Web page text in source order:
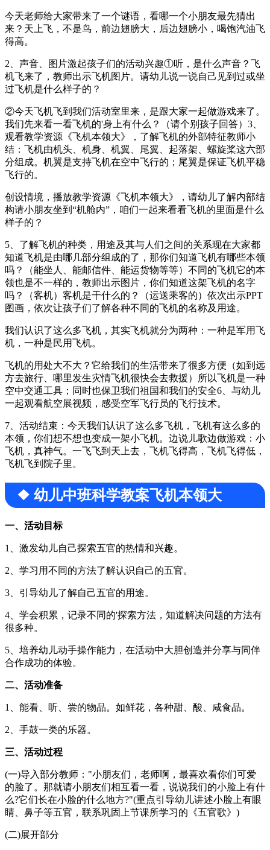
今天老师给大家带来了一个谜语，看哪一个小朋友最先猜出
来？天上飞，不是鸟，前边翅膀大，后边翅膀小，喝饱汽油飞
得高。
2、声音、图片激起孩子们的活动兴趣①听，是什么声音？飞
机飞来了，教师出示飞机图片。请幼儿说一说自己见到过或坐
过飞机是什么样子的？
②今天飞机飞到我们活动室里来，是跟大家一起做游戏来了。
我们先来看一看飞机的'身上有什么？（请个别孩子回答）3、
观看教学资源《飞机本领大》，了解飞机的外部特征教师小
结：飞机由机头、机身、机翼、尾翼、起落架、螺旋桨这六部
分组成。机翼是支持飞机在空中飞行的；尾翼是保证飞机平稳
飞行的。
创设情境，播放教学资源《飞机本领大》，请幼儿了解内部结
构请小朋友坐到“机舱内”，咱们一起来看看飞机的里面是什么
样子的？
5、了解飞机的种类，用途及其与人们之间的关系现在大家都
知道飞机是由哪几部分组成的了，那你们知道飞机有哪些本领
吗？（能坐人、能邮信件、能运货物等等）不同的飞机它的本
领也是不一样的，教师出示图片，你们知道这架飞机的名字
吗？（客机）客机是干什么的？（运送乘客的）依次出示PPT
图画，依次让孩子们了解各种不同的飞机的名称及用途。
我们认识了这么多飞机，其实飞机就分为两种：一种是军用飞
机，一种是民用飞机。
飞机的用处大不大？它给我们的生活带来了很多方便（如到远
方去旅行、哪里发生灾情飞机很快会去救援）所以飞机是一种
空中交通工具；同时也保卫我们祖国和我们的安全6、与幼儿
一起观看航空展视频，感受空军飞行员的飞行技术。
7、活动结束：今天我们认识了这么多飞机，飞机有这么多的
本领，你们想不想也变成一架小飞机。边说儿歌边做游戏：小
飞机，真神气。一飞飞到天上去，飞机飞得高，飞机飞得低，
飞机飞到院子里。
❖ 幼儿中班科学教案飞机本领大
一、活动目标
1、激发幼儿自己探索五官的热情和兴趣。
2、学习用不同的方法了解认识自己的五官。
3、引导幼儿了解自己五官的用途。
4、学会积累，记录不同的'探索方法，知道解决问题的方法有
很多种。
5、培养幼儿动手操作能力，在活动中大胆创造并分享与同伴
合作成功的体验。
二、活动准备
1、能看、听、尝的物品。如鲜花，各种甜、酸、咸食品。
2、手鼓一类的乐器。
三、活动过程
(一)导入部分教师："小朋友们，老师啊，最喜欢看你们可爱
的脸了。那就请小朋友们相互看一看，说说我们的小脸上有什
么?它们长在小脸的什么地方?"(重点引导幼儿讲述小脸上有眼
睛、鼻子等五官，联系巩固上节课所学习的《五官歌》)
(二)展开部分